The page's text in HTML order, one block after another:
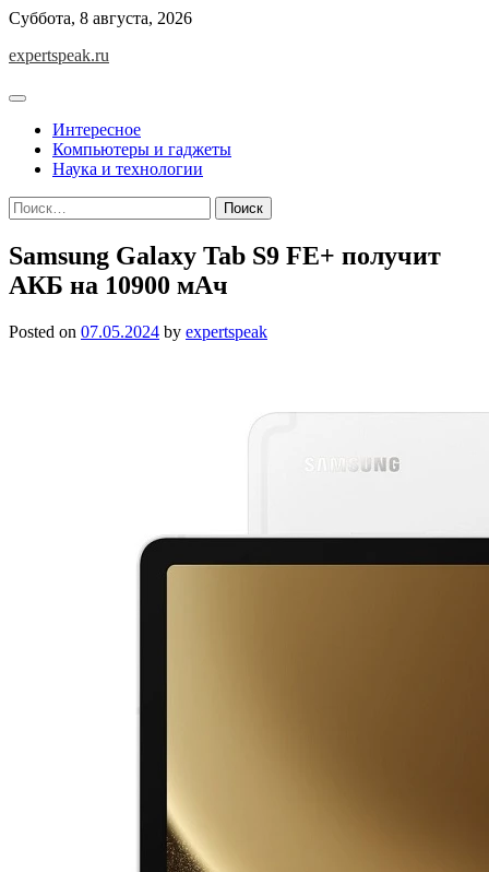
Skip
content
Суббота, 8 августа, 2026
expertspeak.ru
Интересное
Компьютеры и гаджеты
Наука и технологии
Найти:
Samsung Galaxy Tab S9 FE+ получит
АКБ на 10900 мАч
Posted on 07.05.2024 by expertspeak